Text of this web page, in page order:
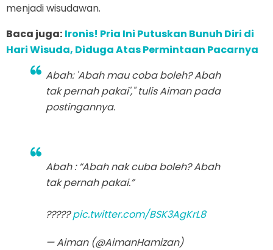
menjadi wisudawan.
Baca juga: Ironis! Pria Ini Putuskan Bunuh Diri di
Hari Wisuda, Diduga Atas Permintaan Pacarnya
Abah: 'Abah mau coba boleh? Abah
tak pernah pakai'," tulis Aiman pada
postingannya.
Abah : “Abah nak cuba boleh? Abah
tak pernah pakai.”
?????pic.twitter.com/BSK3AgKrL8
— Aiman (@AimanHamizan)